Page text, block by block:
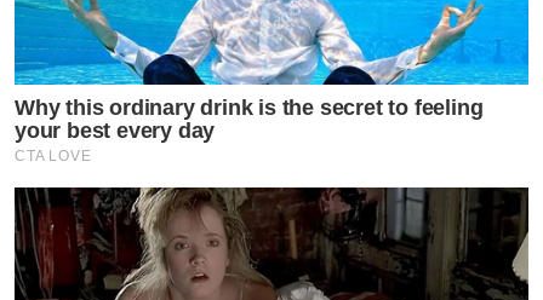
Why this ordinary drink is the secret to feeling
your best every day
CTA LOVE